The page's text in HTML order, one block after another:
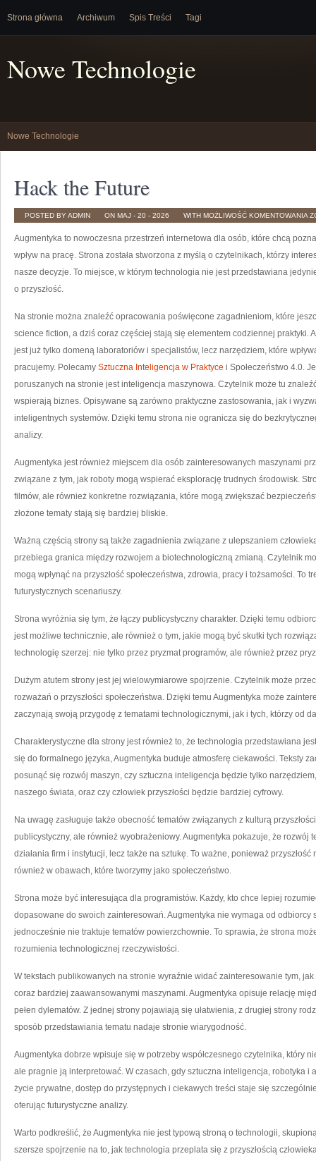
Strona główna Archiwum Spis Treści Tagi
Nowe Technologie
Nowe Technologie
Hack the Future
POSTED BY ADMIN ON MAJ - 20 - 2026 WITH MOŻLIWOŚĆ KOMENTOWANIA
Augmentyka to nowoczesna przestrzeń internetowa dla osób, które chcą
wpływ na pracę. Strona została stworzona z myślą o czytelnikach, którzy
nasze decyzje. To miejsce, w którym technologia nie jest przedstawiana
o przyszłość.
Na stronie można znaleźć opracowania poświęcone zagadnieniom, które
science fiction, a dziś coraz częściej stają się elementem codziennej praktyki.
jest już tylko domeną laboratoriów i specjalistów, lecz narzędziem, które
pracujemy. Polecamy Sztuczna Inteligencja w Praktyce i Społeczeństwo 4.0.
poruszanych na stronie jest inteligencja maszynowa. Czytelnik może tu
wspierają biznes. Opisywane są zarówno praktyczne zastosowania, jak i
inteligentnych systemów. Dzięki temu strona nie ogranicza się do
analizy.
Augmentyka jest również miejscem dla osób zainteresowanych maszynami
związane z tym, jak roboty mogą wspierać eksplorację trudnych środowisk.
filmów, ale również konkretne rozwiązania, które mogą zwiększać
złożone tematy stają się bardziej bliskie.
Ważną częścią strony są także zagadnienia związane z ulepszaniem
przebiega granica między rozwojem a biotechnologiczną zmianą. Czytelnik
mogą wpłynąć na przyszłość społeczeństwa, zdrowia, pracy i tożsamości. To
futurystycznych scenariuszy.
Strona wyróżnia się tym, że łączy publicystyczny charakter. Dzięki temu
jest możliwe technicznie, ale również o tym, jakie mogą być skutki tych
technologię szerzej: nie tylko przez pryzmat programów, ale również przez
Dużym atutem strony jest jej wielowymiarowe spojrzenie. Czytelnik może
rozważań o przyszłości społeczeństwa. Dzięki temu Augmentyka może
zaczynają swoją przygodę z tematami technologicznymi, jak i tych, którzy od
Charakterystyczne dla strony jest również to, że technologia przedstawiana
się do formalnego języka, Augmentyka buduje atmosferę ciekawości. Teksty
posunąć się rozwój maszyn, czy sztuczna inteligencja będzie tylko
naszego świata, oraz czy człowiek przyszłości będzie bardziej cyfrowy.
Na uwagę zasługuje także obecność tematów związanych z kulturą
publicystyczny, ale również wyobrażeniowy. Augmentyka pokazuje, że rozwój
działania firm i instytucji, lecz także na sztukę. To ważne, ponieważ
również w obawach, które tworzymy jako społeczeństwo.
Strona może być interesująca dla programistów. Każdy, kto chce lepiej
dopasowane do swoich zainteresowań. Augmentyka nie wymaga od
jednocześnie nie traktuje tematów powierzchownie. To sprawia, że strona
rozumienia technologicznej rzeczywistości.
W tekstach publikowanych na stronie wyraźnie widać zainteresowanie tym,
coraz bardziej zaawansowanymi maszynami. Augmentyka opisuje relację
pełen dylematów. Z jednej strony pojawiają się ułatwienia, z drugiej strony
sposób przedstawiania tematu nadaje stronie wiarygodność.
Augmentyka dobrze wpisuje się w potrzeby współczesnego czytelnika, który
ale pragnie ją interpretować. W czasach, gdy sztuczna inteligencja, robotyka i
życie prywatne, dostęp do przystępnych i ciekawych treści staje się
oferując futurystyczne analizy.
Warto podkreślić, że Augmentyka nie jest typową stroną o technologii,
szersze spojrzenie na to, jak technologia przeplata się z przyszłością